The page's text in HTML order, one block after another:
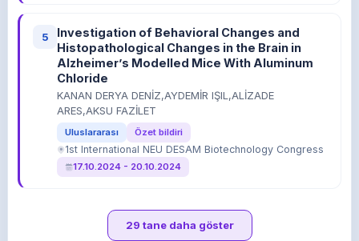
5
Investigation of Behavioral Changes and
Histopathological Changes in the Brain in
Alzheimer’s Modelled Mice With Aluminum
Chloride
KANAN DERYA DENİZ,AYDEMİR IŞIL,ALİZADE
ARES,AKSU FAZİLET
Uluslararası Özet bildiri
1st International NEU DESAM Biotechnology Congress
17.10.2024 - 20.10.2024
29 tane daha göster